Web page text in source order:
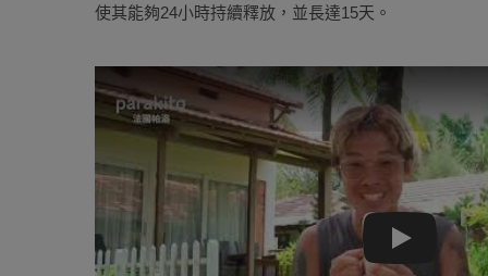
使其能夠24小時持續釋放，並長達15天。
Play